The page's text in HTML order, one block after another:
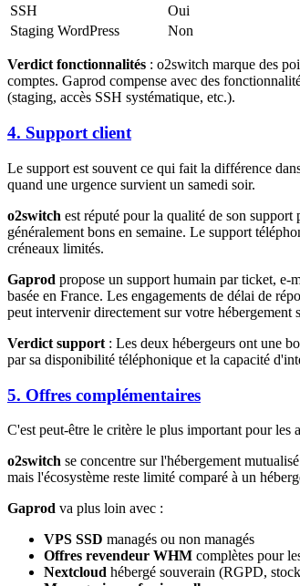
SSH
Oui
Staging WordPress
Non
Verdict fonctionnalités : o2switch marque des
comptes. Gaprod compense avec des
(staging, accès SSH systématique, etc.).
4. Support client
Le support est souvent ce qui fait la différence
quand une urgence survient un samedi soir.
o2switch est réputé pour la qualité de son
généralement bons en semaine. Le support
créneaux limités.
Gaprod propose un support humain par ticket, e-
basée en France. Les engagements de délai de
peut intervenir directement sur votre hébergement
Verdict support : Les deux hébergeurs ont une
par sa disponibilité téléphonique et la capacité
5. Offres complémentaires
C'est peut-être le critère le plus important pour les
o2switch se concentre sur l'hébergement
mais l'écosystème reste limité comparé à un
Gaprod va plus loin avec :
VPS SSD managés ou non managés
Offres revendeur WHM complètes pour
Nextcloud hébergé souverain (RGPD,